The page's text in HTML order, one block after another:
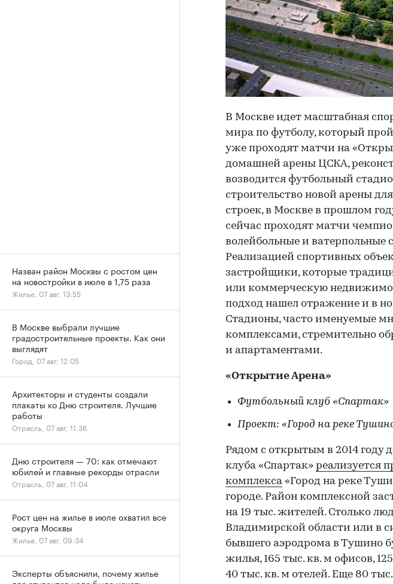
В Москве идет масштабная
мира по футболу, который
уже проходят матчи на
домашней арены ЦСКА,
возводится футбольный
строительство новой арены
строек, в Москве в прошлом
сейчас проходят матчи
волейбольные и ватерпольные
Реализацией спортивных
застройщики, которые
или коммерческую
подход нашел отражение и в
Стадионы, часто именуемые
комплексами, стремительно
и апартаментами.
«Открытие Арена»
Футбольный клуб «Спартак»
Проект: «Город на реке
Рядом с открытым в 2014 году
клуба «Спартак» реализуется
комплекса «Город на реке
городе. Район комплексной
на 19 тыс. жителей. Столько
Владимирской области или в
бывшего аэродрома в Тушино
жилья, 165 тыс. кв. м офисов,
40 тыс. кв. м отелей. Еще 80
Назван район Москвы с ростом цен
на новостройки в июле в 1,75 раза
Жилье, 07 авг, 13:55
В Москве выбрали лучшие
градостроительные проекты. Как они
выглядят
Город, 07 авг, 12:05
Архитекторы и студенты создали
плакаты ко Дню строителя. Лучшие
работы
Отрасль, 07 авг, 11:36
Дню строителя — 70: как отмечают
юбилей и главные рекорды отрасли
Отрасль, 07 авг, 11:04
Рост цен на жилье в июле охватил все
округа Москвы
Жилье, 07 авг, 09:34
Эксперты объяснили, почему жилье